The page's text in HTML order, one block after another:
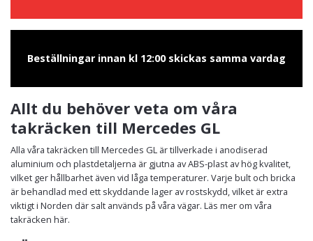
Beställningar innan kl 12:00 skickas samma vardag
Allt du behöver veta om våra
takräcken till Mercedes GL
Alla våra takräcken till Mercedes GL är tillverkade i anodiserad
aluminium och plastdetaljerna är gjutna av ABS-plast av hög kvalitet,
vilket ger hållbarhet även vid låga temperaturer. Varje bult och bricka
är behandlad med ett skyddande lager av rostskydd, vilket är extra
viktigt i Norden där salt används på våra vägar. Läs mer om våra
takräcken här.